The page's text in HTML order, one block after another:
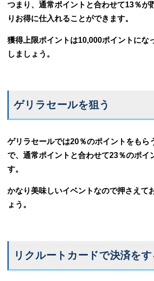
つまり、通常ポイントと合わせて13％が
りお得に仕入れることができます。
獲得上限ポイントは10,000ポイントにな
しましょう。
ゲリラセールを狙う
ゲリラセールでは20％のポイントをもら
で、通常ポイントと合わせて23％のポイ
す。
かなり美味しいイベントなので押さえて
ょう。
リクルートカードで決済をす